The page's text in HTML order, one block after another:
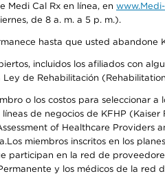
Medi Cal Rx en línea, en
de 8 a. m. a 5 p. m.).
hasta que usted abandone
incluidos los afiliados con
de Rehabilitación
o los costos para seleccionar
de negocios de KFHP
of Healthcare Providers
miembros inscritos en los
en la red de
y los médicos de la